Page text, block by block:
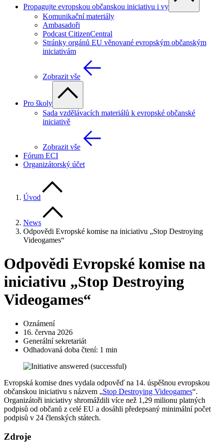
Propagujte evropskou občanskou iniciativu i vy
Komunikační materiály
Ambasadoři
Podcast CitizenCentral
Stránky orgánů EU věnované evropským občanským
iniciativám
Zobrazit vše
Pro školy
Sada vzdělávacích materiálů k evropské občanské
iniciativě
Zobrazit vše
Fórum ECI
Organizátorský účet
Úvod
News
Odpovědi Evropské komise na iniciativu „Stop Destroying
Videogames“
Odpovědi Evropské komise na
iniciativu „Stop Destroying
Videogames“
Oznámení
16. června 2026
Generální sekretariát
Odhadovaná doba čtení: 1 min
Evropská komise dnes vydala odpověď na 14. úspěšnou evropskou
občanskou iniciativu s názvem „Stop Destroying Videogames“.
Organizátoři iniciativy shromáždili více než 1,29 milionu platných
podpisů od občanů z celé EU a dosáhli předepsaný minimální počet
podpisů v 24 členských státech.
Zdroje